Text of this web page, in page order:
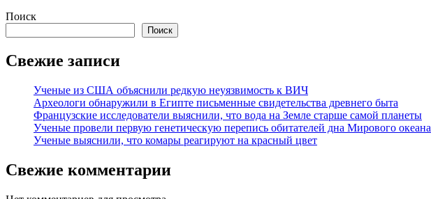
Поиск
Поиск
Свежие записи
Ученые из США объяснили редкую неуязвимость к ВИЧ
Археологи обнаружили в Египте письменные свидетельства древнего быта
Французские исследователи выяснили, что вода на Земле старше самой планеты
Ученые провели первую генетическую перепись обитателей дна Мирового океана
Ученые выяснили, что комары реагируют на красный цвет
Свежие комментарии